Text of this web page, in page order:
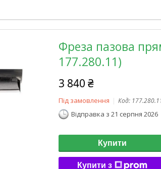
Фреза пазова
177.280.11)
3 840 ₴
Під замовлення Код:
Відправка з 21 серпня 2026
Купити
Купити з